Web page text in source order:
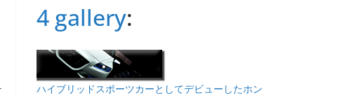
4 gallery:
ハイブリッドスポーツカーとしてデビューしたホン